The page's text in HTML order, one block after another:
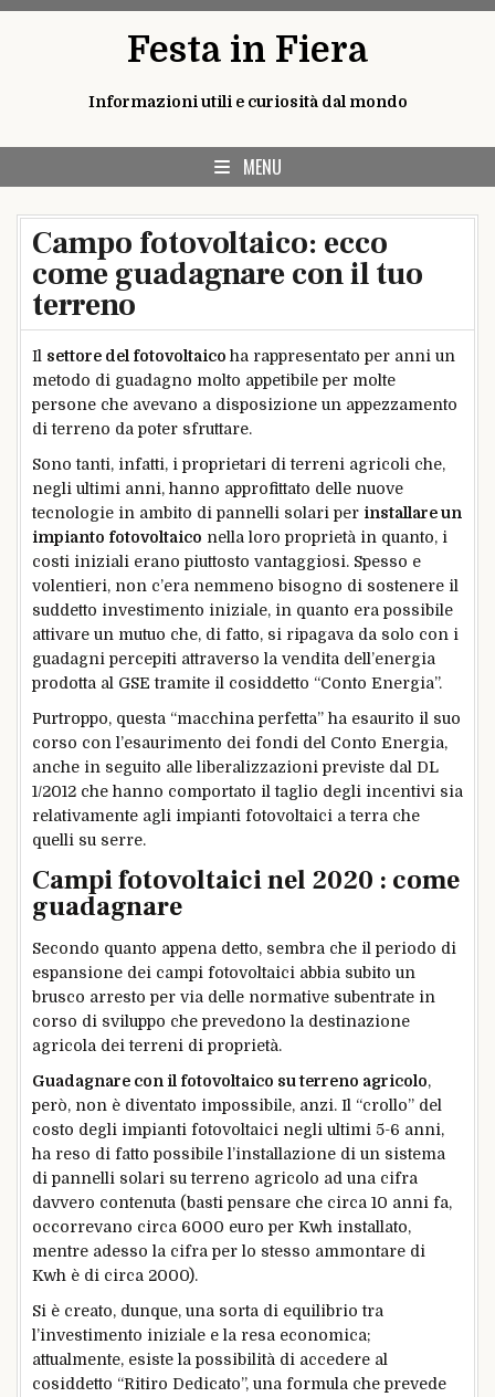
Festa in Fiera
Informazioni utili e curiosità dal mondo
MENU
Campo fotovoltaico: ecco
come guadagnare con il tuo
terreno
Il settore del fotovoltaico ha rappresentato per anni un
metodo di guadagno molto appetibile per molte
persone che avevano a disposizione un appezzamento
di terreno da poter sfruttare.
Sono tanti, infatti, i proprietari di terreni agricoli che,
negli ultimi anni, hanno approfittato delle nuove
tecnologie in ambito di pannelli solari per installare un
impianto fotovoltaico nella loro proprietà in quanto, i
costi iniziali erano piuttosto vantaggiosi. Spesso e
volentieri, non c’era nemmeno bisogno di sostenere il
suddetto investimento iniziale, in quanto era possibile
attivare un mutuo che, di fatto, si ripagava da solo con i
guadagni percepiti attraverso la vendita dell’energia
prodotta al GSE tramite il cosiddetto “Conto Energia”.
Purtroppo, questa “macchina perfetta” ha esaurito il suo
corso con l’esaurimento dei fondi del Conto Energia,
anche in seguito alle liberalizzazioni previste dal DL
1/2012 che hanno comportato il taglio degli incentivi sia
relativamente agli impianti fotovoltaici a terra che
quelli su serre.
Campi fotovoltaici nel 2020 : come
guadagnare
Secondo quanto appena detto, sembra che il periodo di
espansione dei campi fotovoltaici abbia subito un
brusco arresto per via delle normative subentrate in
corso di sviluppo che prevedono la destinazione
agricola dei terreni di proprietà.
Guadagnare con il fotovoltaico su terreno agricolo,
però, non è diventato impossibile, anzi. Il “crollo” del
costo degli impianti fotovoltaici negli ultimi 5-6 anni,
ha reso di fatto possibile l’installazione di un sistema
di pannelli solari su terreno agricolo ad una cifra
davvero contenuta (basti pensare che circa 10 anni fa,
occorrevano circa 6000 euro per Kwh installato,
mentre adesso la cifra per lo stesso ammontare di
Kwh è di circa 2000).
Si è creato, dunque, una sorta di equilibrio tra
l’investimento iniziale e la resa economica;
attualmente, esiste la possibilità di accedere al
cosiddetto “Ritiro Dedicato”, una formula che prevede